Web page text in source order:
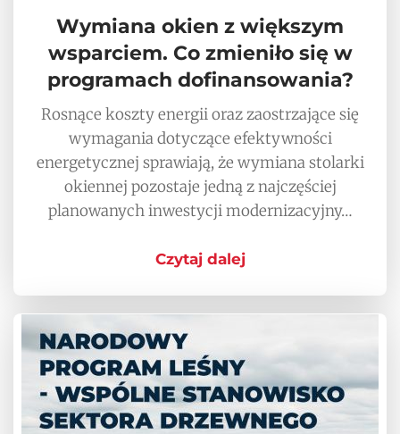
Wymiana okien z większym
wsparciem. Co zmieniło się w
programach dofinansowania?
Rosnące koszty energii oraz zaostrzające się
wymagania dotyczące efektywności
energetycznej sprawiają, że wymiana stolarki
okiennej pozostaje jedną z najczęściej
planowanych inwestycji modernizacyjny…
Czytaj dalej